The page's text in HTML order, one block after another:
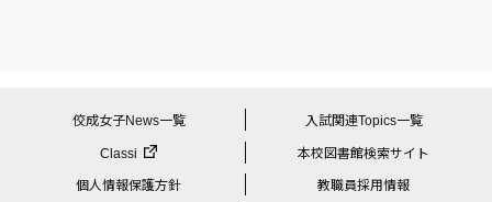
佼成女子News一覧 入試関連Topics一覧
Classi 本校図書館検索サイト
個人情報保護方針 教職員採用情報